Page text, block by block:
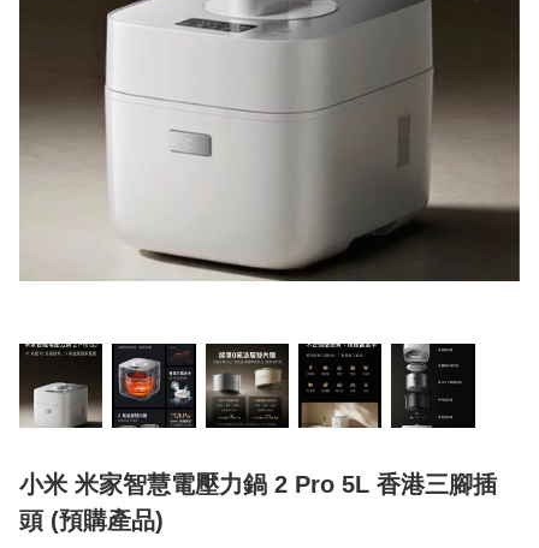
小米 米家智慧電壓力鍋 2 Pro 5L 香港三腳插
頭 (預購產品)